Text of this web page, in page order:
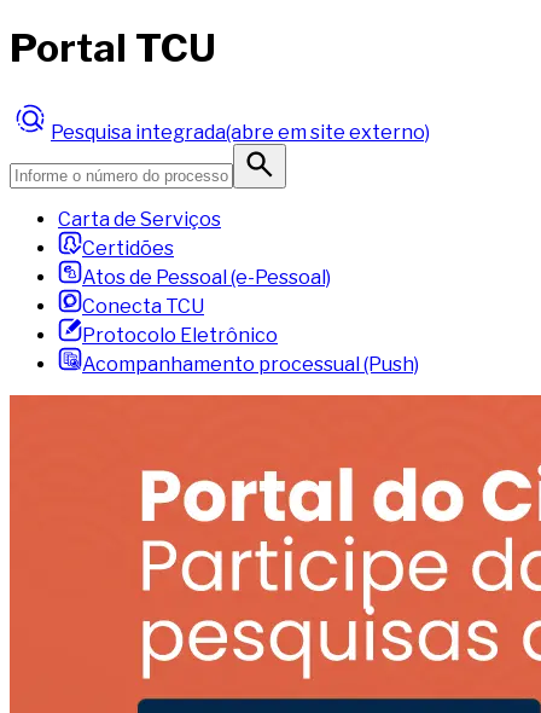
Portal TCU
Pesquisa integrada(abre em site externo)
Carta de Serviços
Certidões
Atos de Pessoal (e-Pessoal)
Conecta TCU
Protocolo Eletrônico
Acompanhamento processual (Push)